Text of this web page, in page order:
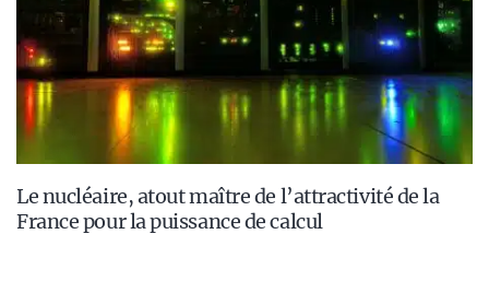
Le nucléaire, atout maître de l’attractivité de la
France pour la puissance de calcul